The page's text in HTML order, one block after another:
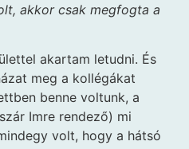
akkor csak megfogta a
akartam letudni. És
meg a kollégákat
benne voltunk, a
Imre rendező) mi
volt, hogy a hátsó